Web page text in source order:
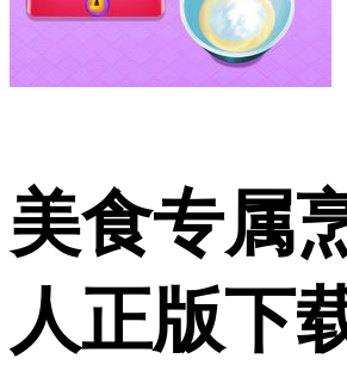
美食专属
人正版下